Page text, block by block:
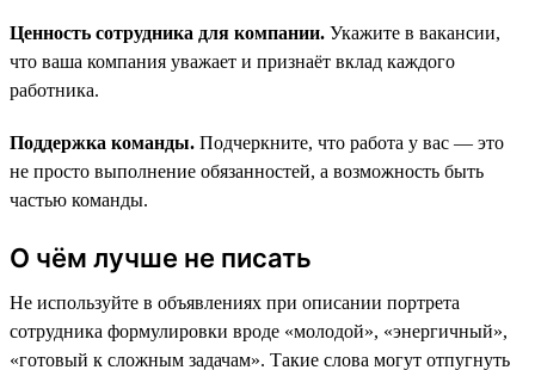
Ценность сотрудника для компании. Укажите в вакансии,
что ваша компания уважает и признаёт вклад каждого
работника.
Поддержка команды. Подчеркните, что работа у вас — это
не просто выполнение обязанностей, а возможность быть
частью команды.
О чём лучше не писать
Не используйте в объявлениях при описании портрета
сотрудника формулировки вроде «молодой», «энергичный»,
«готовый к сложным задачам». Такие слова могут отпугнуть